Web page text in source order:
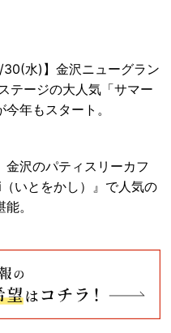
30(水)】金沢ニューグラン
テージの大人気「サマー
年もスタート。
金沢のパティスリーカフ
いとをかし）』で人気の
。